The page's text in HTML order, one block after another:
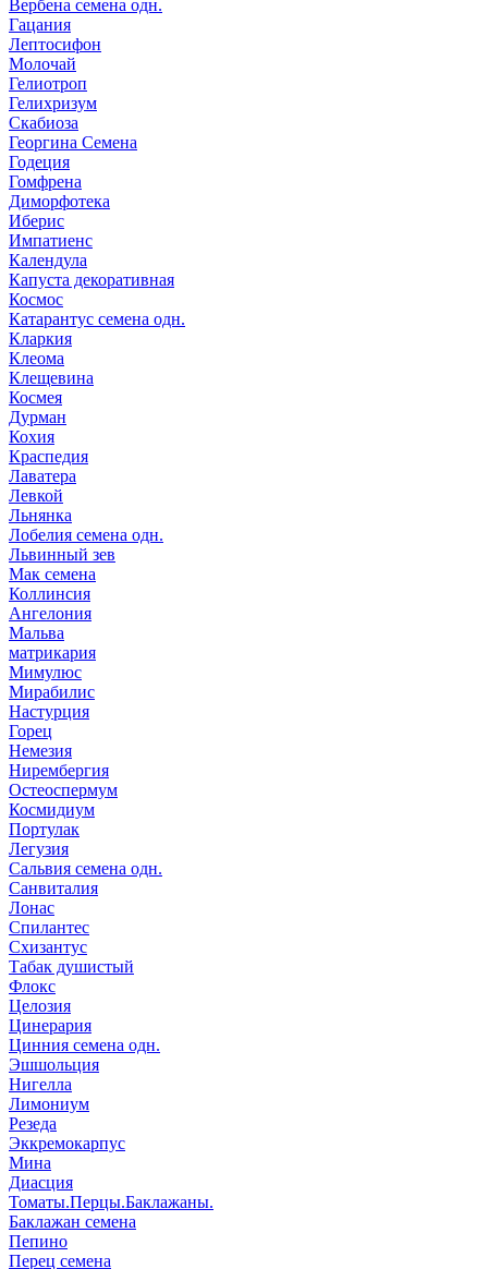
Вербена семена одн.
Гацания
Лептосифон
Молочай
Гелиотроп
Гелихризум
Скабиоза
Георгина Семена
Годеция
Гомфрена
Диморфотека
Иберис
Импатиенс
Календула
Капуста декоративная
Космос
Катарантус семена одн.
Кларкия
Клеома
Клещевина
Космея
Дурман
Кохия
Краспедия
Лаватера
Левкой
Льнянка
Лобелия семена одн.
Львинный зев
Мак семена
Коллинсия
Ангелония
Мальва
матрикария
Мимулюс
Мирабилис
Настурция
Горец
Немезия
Нирембергия
Остеоспермум
Космидиум
Портулак
Легузия
Сальвия семена одн.
Санвиталия
Лонас
Спилантес
Схизантус
Табак душистый
Флокс
Целозия
Цинерария
Цинния семена одн.
Эшшольция
Нигелла
Лимониум
Резеда
Эккремокарпус
Мина
Диасция
Томаты.Перцы.Баклажаны.
Баклажан семена
Пепино
Перец семена